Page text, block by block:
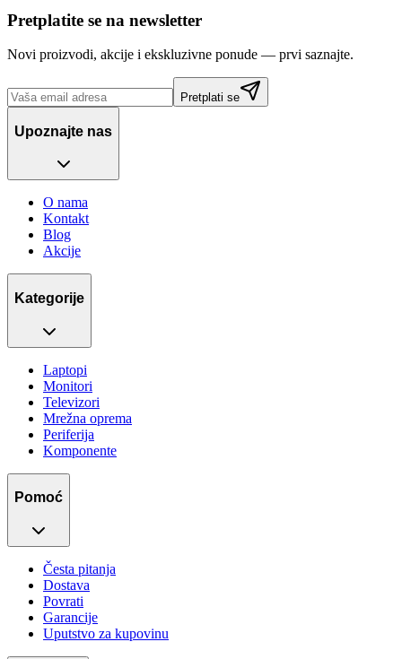
Pretplatite se na newsletter
Novi proizvodi, akcije i ekskluzivne ponude — prvi saznajte.
Pretplati se
Upoznajte nas
O nama
Kontakt
Blog
Akcije
Kategorije
Laptopi
Monitori
Televizori
Mrežna oprema
Periferija
Komponente
Pomoć
Česta pitanja
Dostava
Povrati
Garancije
Uputstvo za kupovinu